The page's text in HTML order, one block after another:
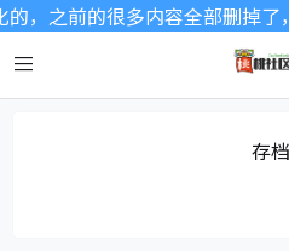
，之前的很多内容全部删掉
存档